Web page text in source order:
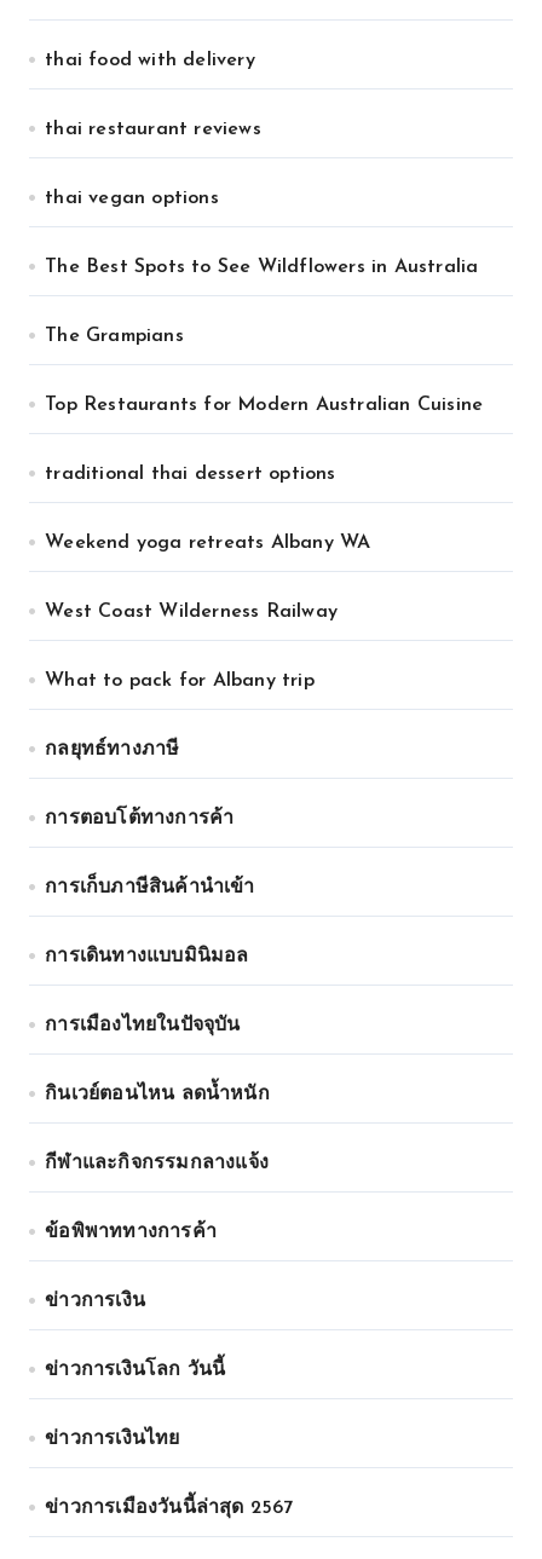
thai food with delivery
thai restaurant reviews
thai vegan options
The Best Spots to See Wildflowers in Australia
The Grampians
Top Restaurants for Modern Australian Cuisine
traditional thai dessert options
Weekend yoga retreats Albany WA
West Coast Wilderness Railway
What to pack for Albany trip
กลยุทธ์ทางภาษี
การตอบโต้ทางการค้า
การเก็บภาษีสินค้านำเข้า
การเดินทางแบบมินิมอล
การเมืองไทยในปัจจุบัน
กินเวย์ตอนไหน ลดน้ำหนัก
กีฬาและกิจกรรมกลางแจ้ง
ข้อพิพาททางการค้า
ข่าวการเงิน
ข่าวการเงินโลก วันนี้
ข่าวการเงินไทย
ข่าวการเมืองวันนี้ล่าสุด 2567